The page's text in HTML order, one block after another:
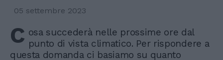
05 settembre 2023
C osa succederà nelle prossime ore dal
punto di vista climatico. Per rispondere a
questa domanda ci basiamo su quanto